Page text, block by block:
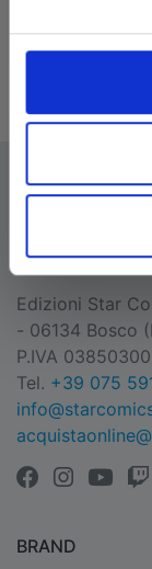
EDIZIONI
Edizioni Star
- 06134 Bosco
P.IVA
Tel. +39 075
BRAND